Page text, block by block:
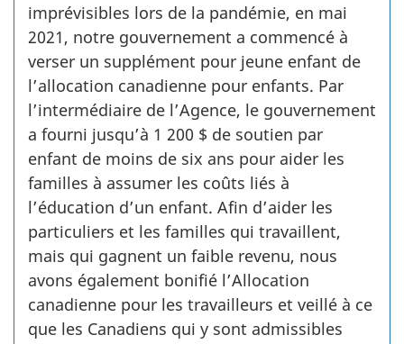
imprévisibles lors de la pandémie, en mai
2021, notre gouvernement a commencé à
verser un supplément pour jeune enfant de
l’allocation canadienne pour enfants. Par
l’intermédiaire de l’Agence, le gouvernement
a fourni jusqu’à 1 200 $ de soutien par
enfant de moins de six ans pour aider les
familles à assumer les coûts liés à
l’éducation d’un enfant. Afin d’aider les
particuliers et les familles qui travaillent,
mais qui gagnent un faible revenu, nous
avons également bonifié l’Allocation
canadienne pour les travailleurs et veillé à ce
que les Canadiens qui y sont admissibles